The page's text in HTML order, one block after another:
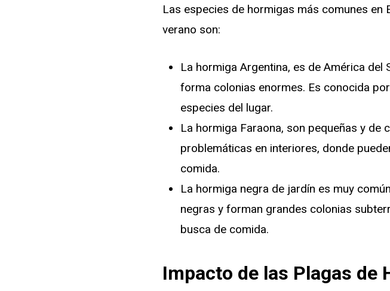
Las especies de hormigas más comunes en
verano son:
La hormiga Argentina, es de América
forma colonias enormes. Es conocida
especies del lugar.
La hormiga Faraona, son pequeñas y
problemáticas en interiores, donde
comida.
La hormiga negra de jardín es muy
negras y forman grandes colonias
busca de comida.
Impacto de las Plagas de